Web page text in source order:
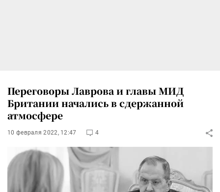
Переговоры Лаврова и главы МИД
Британии начались в сдержанной
атмосфере
10 февраля 2022, 12:47 4